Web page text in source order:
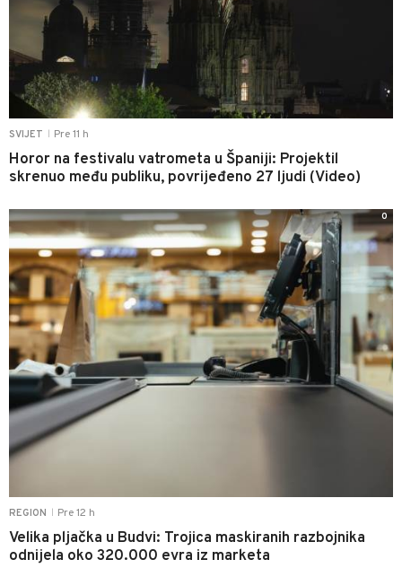
SVIJET Pre 11 h
Horor na festivalu vatrometa u Španiji: Projektil
skrenuo među publiku, povrijeđeno 27 ljudi (Video)
REGION Pre 12 h
Velika pljačka u Budvi: Trojica maskiranih razbojnika
odnijela oko 320.000 evra iz marketa
0